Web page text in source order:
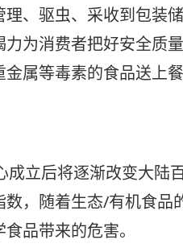
、驱虫、采收到包装
为消费者把好安全质
属等毒素的食品送上餐
成立后将逐渐改变大陆
，随着生态/有机食
品带来的危害。